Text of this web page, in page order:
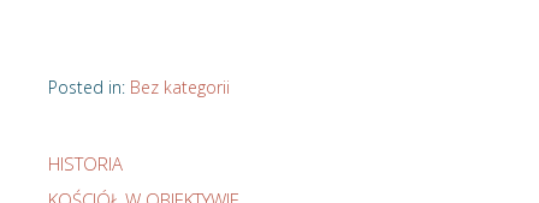
Posted in: Bez kategorii
HISTORIA